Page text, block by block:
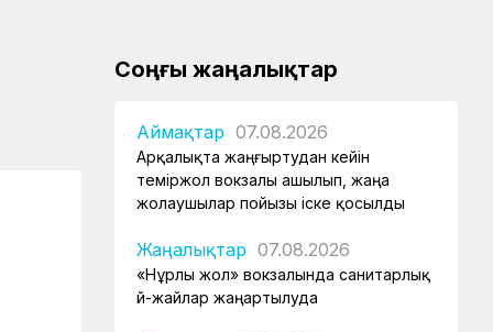
Соңғы жаңалықтар
Аймақтар 07.08.2026
Арқалықта жаңғыртудан кейін
теміржол вокзалы ашылып, жаңа
жолаушылар пойызы іске қосылды
Жаңалықтар 07.08.2026
«Нұрлы жол» вокзалында санитарлық
үй-жайлар жаңартылуда